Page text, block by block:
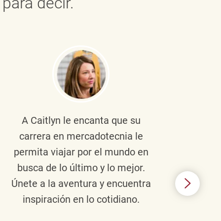
A Caitlyn le encanta que su
carrera en mercadotecnia le
permita viajar por el mundo en
busca de lo último y lo mejor.
Únete a la aventura y encuentra
inspiración en lo cotidiano.